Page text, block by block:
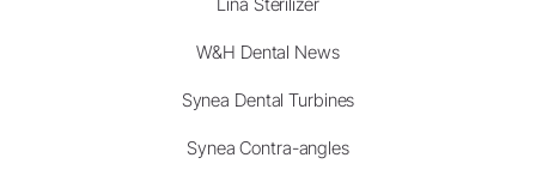
W&H Dental News
Synea Dental Turbines
Synea Contra-angles